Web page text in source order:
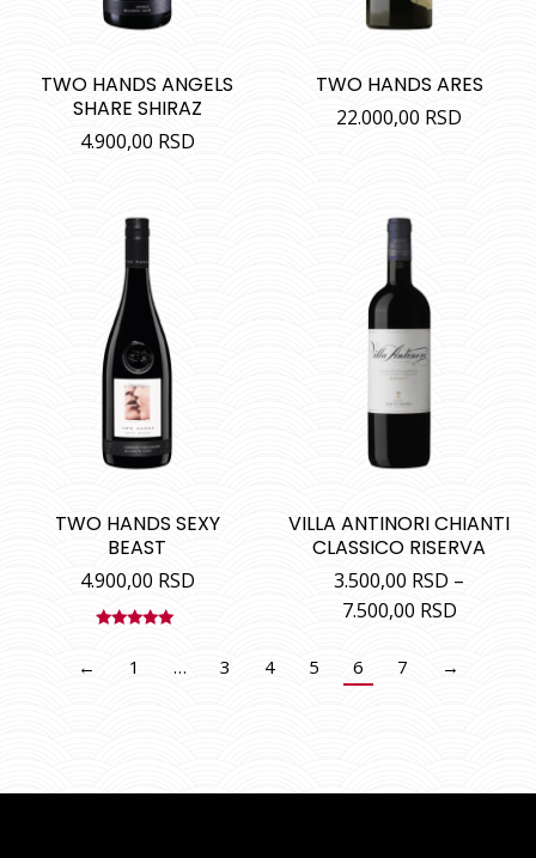
TWO HANDS ANGELS
SHARE SHIRAZ
4.900,00 RSD
TWO HANDS ARES
22.000,00 RSD
TWO HANDS SEXY
BEAST
4.900,00 RSD
5
VILLA ANTINORI CHIANTI
CLASSICO RISERVA
3.500,00 RSD –
7.500,00 RSD
← 1 … 3 4 5 6 7 →